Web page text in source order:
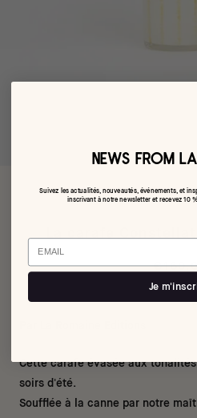
Cette carafe évasée aux
soirs d'été.
Soufflée à la canne par notre
NEWS FROM
Suivez les actualités, nouveautés, événements, et
inscrivant à notre newsletter et recevez 10
Email
Je